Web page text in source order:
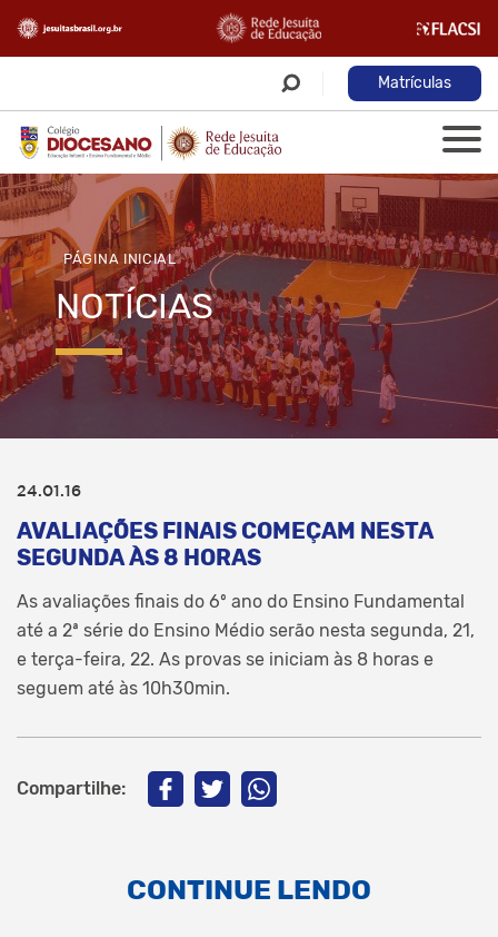
Matrículas
PÁGINA INICIAL
NOTÍCIAS
24.01.16
AVALIAÇÕES FINAIS COMEÇAM NESTA
SEGUNDA ÀS 8 HORAS
As avaliações finais do 6º ano do Ensino Fundamental
até a 2ª série do Ensino Médio serão nesta segunda, 21,
e terça-feira, 22. As provas se iniciam às 8 horas e
seguem até às 10h30min.
Compartilhe:
CONTINUE LENDO